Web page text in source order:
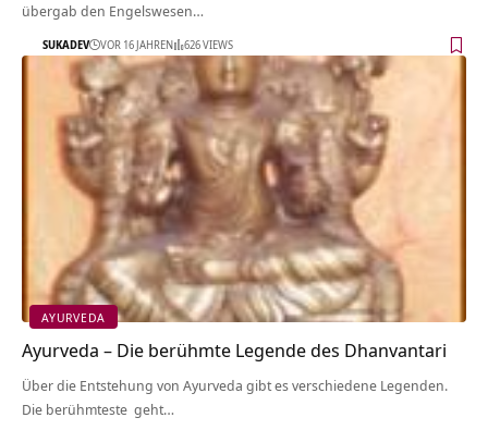
übergab den Engelswesen…
SUKADEV VOR 16 JAHREN 626 VIEWS
AYURVEDA
Ayurveda – Die berühmte Legende des Dhanvantari
Über die Entstehung von Ayurveda gibt es verschiedene Legenden.
Die berühmteste geht…